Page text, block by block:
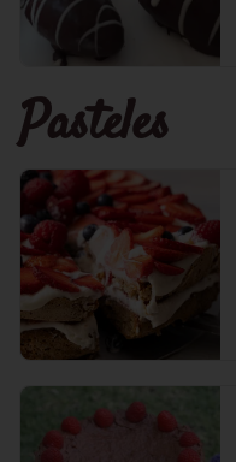
Pasteles